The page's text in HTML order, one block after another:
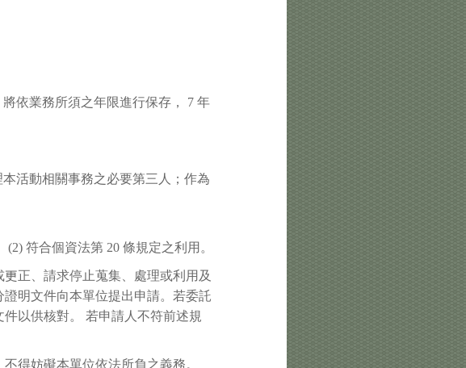
依業務所須之年限進行保存， 7 年
活動相關事務之必要第三人；作為
符合個資法第 20 條規定之利用。
正、請求停止蒐集、處理或利用及
明文件向本單位提出申請。若委託
以供核對。 若申請人不符前述規
得妨礙本單位依法所負之義務。